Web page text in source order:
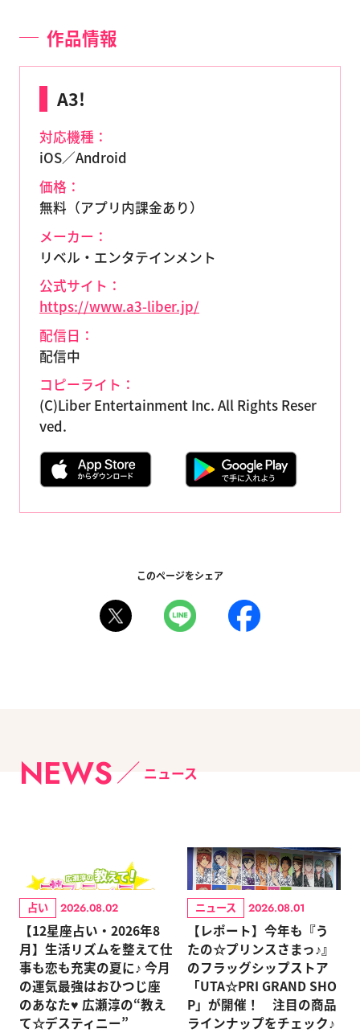
作品情報
A3!
対応機種：
iOS／Android
価格：
無料（アプリ内課金あり）
メーカー：
リベル・エンタテインメント
公式サイト：
https://www.a3-liber.jp/
配信日：
配信中
コピーライト：
(C)Liber Entertainment Inc. All Rights Reser
ved.
このページをシェア
NEWS ニュース
占い 2026.08.02
【12星座占い・2026年8
月】生活リズムを整えて仕
事も恋も充実の夏に♪ 今月
の運気最強はおひつじ座
のあなた♥ 広瀬淳の“教え
て☆デスティニー”
ニュース 2026.08.01
【レポート】今年も『う
たの☆プリンスさまっ♪』
のフラッグシップストア
「UTA☆PRI GRAND SHO
P」が開催！ 注目の商品
ラインナップをチェック♪